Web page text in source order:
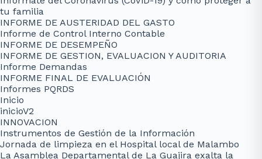
tu familia
INFORME DE AUSTERIDAD DEL GASTO
Informe de Control Interno Contable
INFORME DE DESEMPEÑO
INFORME DE GESTION, EVALUACION Y AUDITORIA
Informe Demandas
INFORME FINAL DE EVALUACIÓN
Informes PQRDS
Inicio
inicioV2
INNOVACION
Instrumentos de Gestión de la Información
Jornada de limpieza en el Hospital local de Malambo
La Asamblea Departamental de La Guajira exalta la